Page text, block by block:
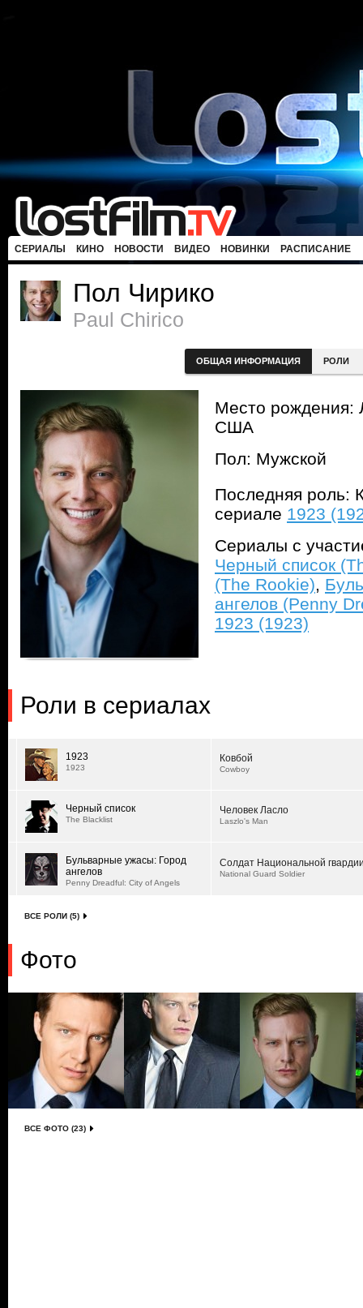
СЕРИАЛЫ КИНО НОВОСТИ ВИДЕО НОВИНКИ РАСПИСАНИЕ
Пол Чирико
Paul Chirico
ОБЩАЯ ИНФОРМАЦИЯ РОЛИ
Место рождения:
США
Пол: Мужской
Последняя роль:
сериале 1923
Сериалы с
Черный список
(The Rookie),
ангелов (Penny
1923 (1923)
Роли в сериалах
1923
1923
Ковбой
Cowboy
Черный список
The Blacklist
Человек Ласло
Laszlo's Man
Бульварные ужасы: Город
ангелов
Penny Dreadful: City of Angels
Солдат Национальной
National Guard Soldier
ВСЕ РОЛИ (5)
Фото
ВСЕ ФОТО (23)